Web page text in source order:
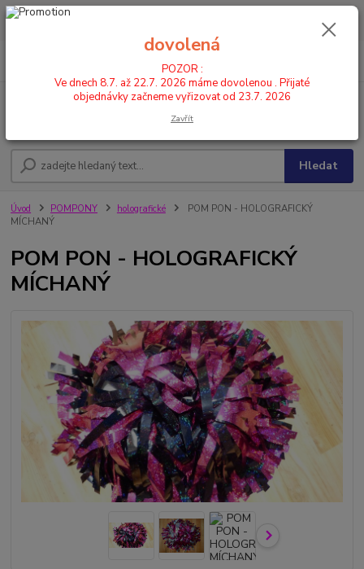
POZOR : Ve dnech 8.7. až 22.7. 2026 máme dovolenou . Přijaté
Hledat
Úvod POMPONY holografické
POM PON - HOLOGRAFICKÝ
MÍCHANÝ
POM PON - HOLOGRAFICKÝ
MÍCHANÝ
dovolená
POZOR :
Ve dnech 8.7. až 22.7. 2026 máme dovolenou . Přijaté
objednávky začneme vyřizovat od 23.7. 2026
Zavřít